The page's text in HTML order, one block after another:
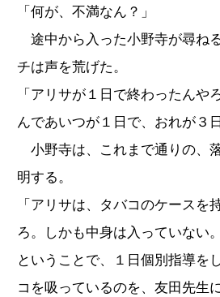
「何が、不満なん？」
途中から入った小野寺が尋ね
チは声を荒げた。
「アリサが１日で終わったんや
んであいつが１日で、おれが３
小野寺は、これまで通りの、
明する。
「アリサは、タバコのケースを
ろ。しかも中身は入っていない
ということで、１日個別指導を
コを吸っているのを、友田先生